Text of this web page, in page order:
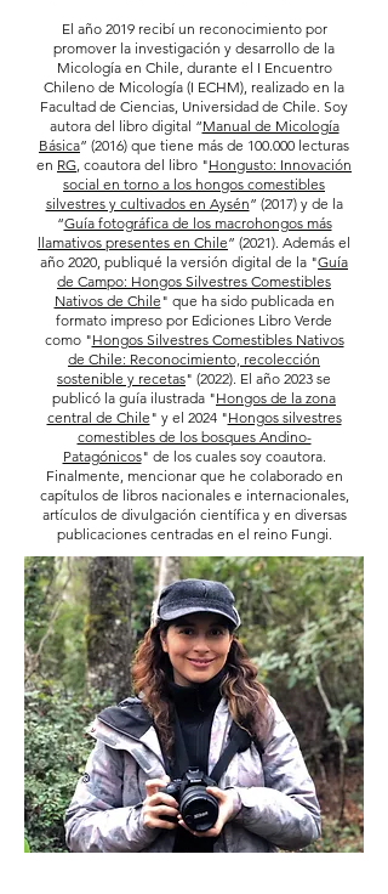
El año 2019 recibí un reconocimiento por
promover la investigación y desarrollo de la
Micología en Chile, durante el I Encuentro
Chileno de Micología (I ECHM), realizado en la
Facultad de Ciencias, Universidad de Chile. Soy
autora del libro digital “Manual de Micología
Básica” (2016) que tiene más de 100.000 lecturas
en RG, coautora del libro "Hongusto: Innovación
social en torno a los hongos comestibles
silvestres y cultivados en Aysén” (2017) y de la
“Guía fotográfica de los macrohongos más
llamativos presentes en Chile” (2021). Además el
año 2020, publiqué la versión digital de la "Guía
de Campo: Hongos Silvestres Comestibles
Nativos de Chile " que ha sido publicada en
formato impreso por Ediciones Libro Verde
como "Hongos Silvestres Comestibles Nativos
de Chile: Reconocimiento, recolección
sostenible y recetas" (2022). El año 2023 se
publicó la guía ilustrada "Hongos de la zona
central de Chile " y el 2024 "Hongos silvestres
comestibles de los bosques Andino-
Patagónicos" de los cuales soy coautora.
Finalmente, mencionar que he colaborado en
capítulos de libros nacionales e internacionales,
artículos de divulgación científica y en diversas
publicaciones centradas en el reino Fungi.